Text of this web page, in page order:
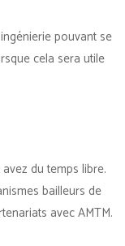
pouvant se
cela sera utile
du temps libre.
bailleurs de
avec AMTM.